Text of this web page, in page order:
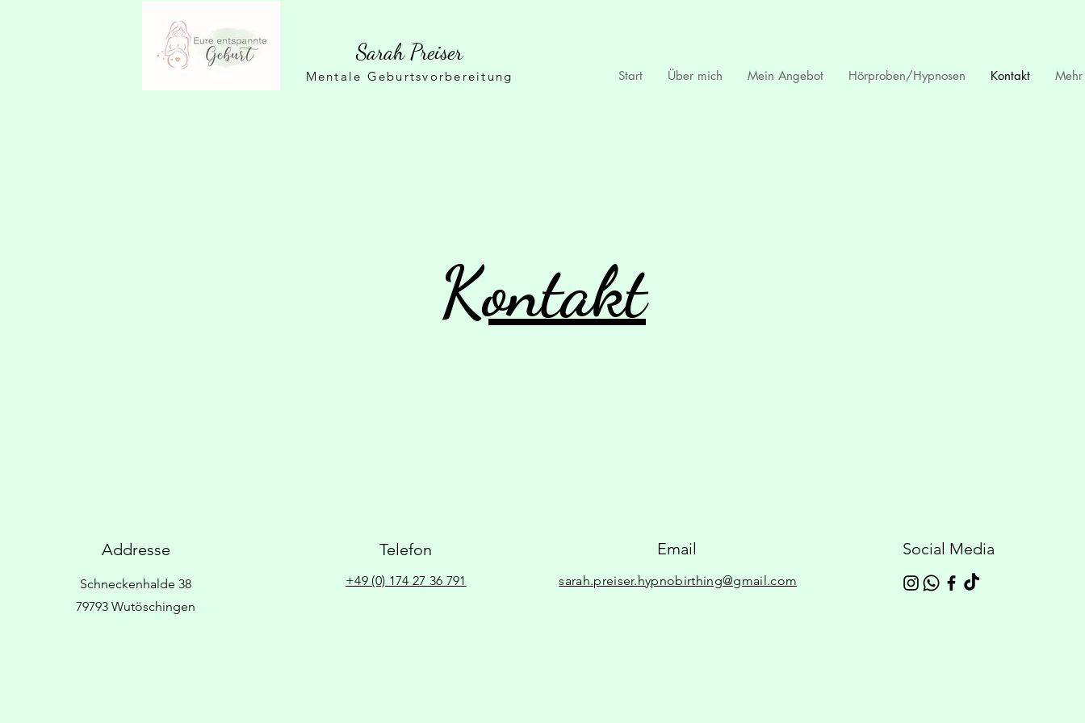
Sarah Preiser
Mentale Geburtsvorbereitung Start Über mich Mein Angebot Hörproben/Hypnosen Kontakt Mehr
Kontakt
Addresse
Schneckenhalde 38
79793 Wutöschingen
Telefon
+49 (0) 174 27 36 791
Email
sarah.preiser.hypnobirthing@gmail.com
Social Media